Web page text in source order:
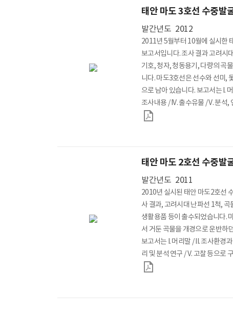
태안 마도 3호선 수중발
발간년도 2012
2011년 5월부터 10월에 실시한
보고서입니다. 조사 결과 고려시
기호, 청자, 청동용기, 다량의 곡
니다. 마도3호선은 선수와 선미,
으로 남아 있습니다. 보고서는 I.
조사내용 / IV. 출수유물 / V. 분석,
구성하였습니다. *담당부서 : 수중
태안 마도 2호선 수중발
발간년도 2011
2010년 실시된 태안 마도2호선
사 결과, 고려시대 난파선 1척,
생활용품 등이 출수되었습니다.
서 거둔 곡물을 개경으로 운반하
보고서는 I. 머리말 / II. 조사환경
리 및 분석 연구 / V. 고찰 등으로
중발굴과